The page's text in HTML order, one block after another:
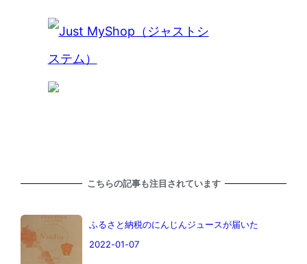
こちらの記事も注目されています
ふるさと納税のにんじんジュースが届いた
2022-01-07